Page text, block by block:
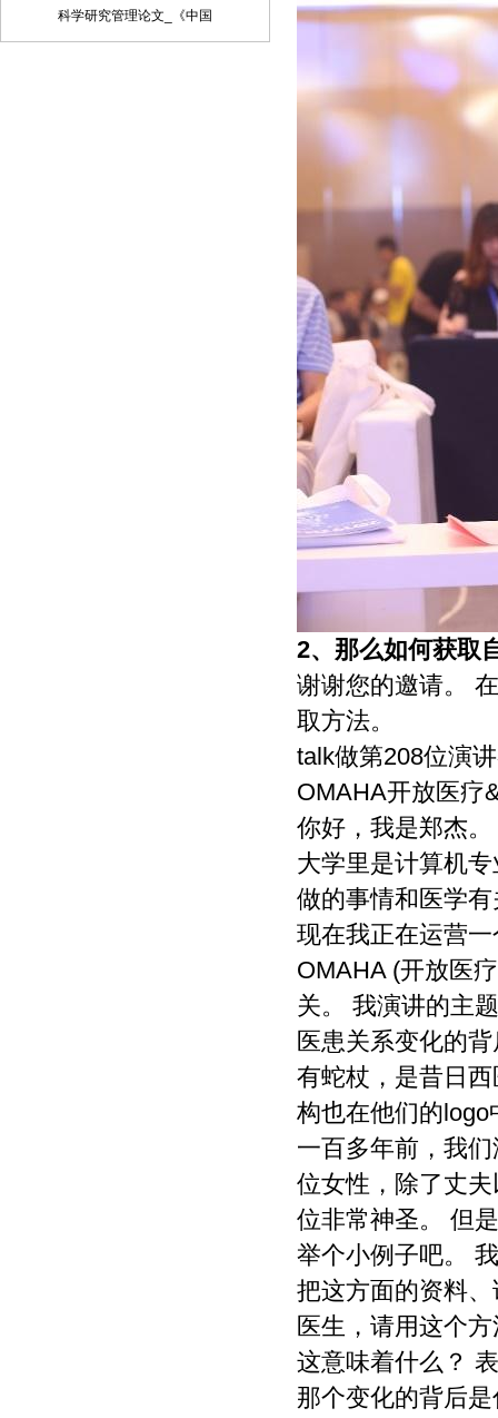
电子信箱)。 六、处理流程：（1） 通过电
科学研究管理论文_《中国
2、 那么如何获取
谢谢您的邀请。
取方法。
talk做第208位演
OMAHA开放医疗
你好，我是郑杰
大学里是计算机
做的事情和医学
现在我正在运营
OMAHA (开放医
关。 我演讲的主
医患关系变化的
有蛇杖，是昔日
构也在他们的
一百多年前，我
位女性，除了丈
位非常神圣。 但
举个小例子吧。
把这方面的资料
医生，请用这个
这意味着什么？
那个变化的背后